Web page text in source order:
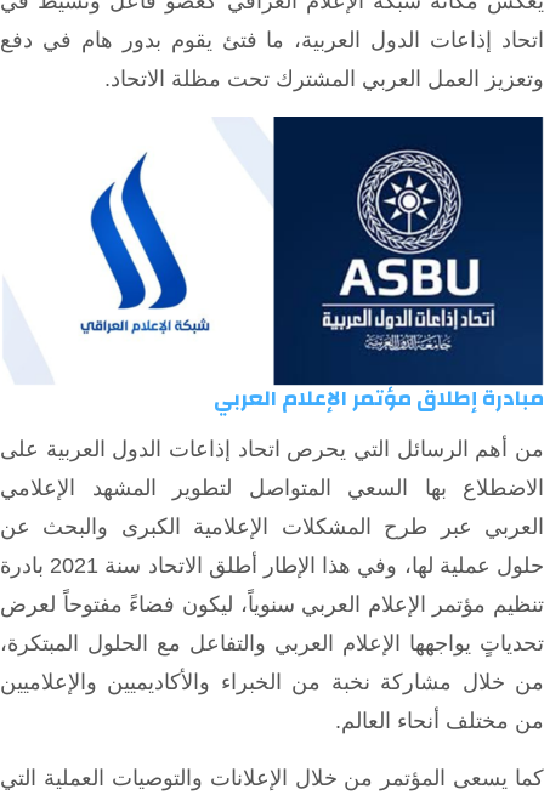
اتحاد إذاعات الدول العربية، ما فتئ يقوم بدور هام في دفع
وتعزيز العمل العربي المشترك تحت مظلة الاتحاد.
مبادرة إطلاق مؤتمر الإعلام العربي
من أهم الرسائل التي يحرص اتحاد إذاعات الدول العربية على
الاضطلاع بها السعي المتواصل لتطوير المشهد الإعلامي
العربي عبر طرح المشكلات الإعلامية الكبرى والبحث عن
حلول عملية لها، وفي هذا الإطار أطلق الاتحاد سنة 2021 بادرة
تنظيم مؤتمر الإعلام العربي سنوياً، ليكون فضاءً مفتوحاً لعرض
تحدياتٍ يواجهها الإعلام العربي والتفاعل مع الحلول المبتكرة،
من خلال مشاركة نخبة من الخبراء والأكاديميين والإعلاميين
من مختلف أنحاء العالم.
كما يسعى المؤتمر من خلال الإعلانات والتوصيات العملية التي